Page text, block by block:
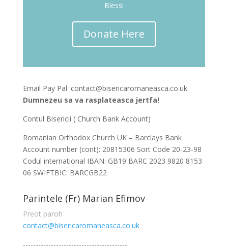
Bless!
Donate Here
Email Pay Pal :contact@bisericaromaneasca.co.uk
Dumnezeu sa va rasplateasca jertfa!
Contul Bisericii ( Church Bank Account)
Romanian Orthodox Church UK – Barclays Bank
Account number (cont): 20815306 Sort Code 20-23-98
Codul international IBAN: GB19 BARC 2023 9820 8153
06 SWIFTBIC: BARCGB22
Parintele (Fr) Marian Efimov
Preot paroh
contact@bisericaromaneasca.co.uk